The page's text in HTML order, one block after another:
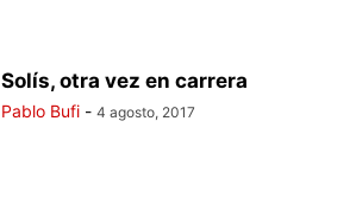
Solís, otra vez en carrera
Pablo Bufi - 4 agosto, 2017